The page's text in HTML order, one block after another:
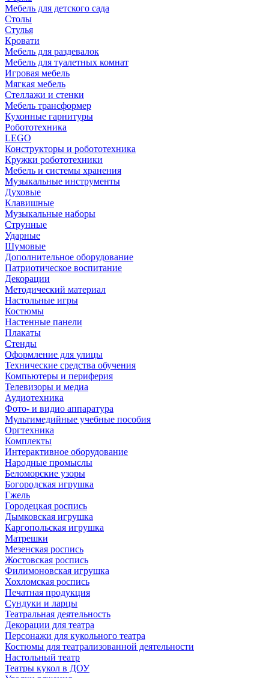
Мебель для детского сада
Столы
Cтулья
Кровати
Мебель для раздевалок
Мебель для туалетных комнат
Игровая мебель
Мягкая мебель
Стеллажи и стенки
Мебель трансформер
Кухонные гарнитуры
Робототехника
LEGO
Конструкторы и робототехника
Кружки робототехники
Мебель и системы хранения
Музыкальные инструменты
Духовые
Клавишные
Музыкальные наборы
Струнные
Ударные
Шумовые
Дополнительное оборудование
Патриотическое воспитание
Декорации
Методический материал
Настольные игры
Костюмы
Настенные панели
Плакаты
Стенды
Оформление для улицы
Технические средства обучения
Компьютеры и периферия
Телевизоры и медиа
Аудиотехника
Фото- и видио аппаратура
Мультимедийные учебные пособия
Оргтехника
Комплекты
Интерактивное оборудование
Народные промыслы
Беломорские узоры
Богородская игрушка
Гжель
Городецкая роспись
Дымковская игрушка
Каргопольская игрушка
Матрешки
Мезенская роспись
Жостовская роспись
Филимоновская игрушка
Хохломская роспись
Печатная продукция
Сундуки и ларцы
Театральная деятельность
Декорации для театра
Персонажи для кукольного театра
Костюмы для театрализованной деятельности
Настольный театр
Театры кукол в ДОУ